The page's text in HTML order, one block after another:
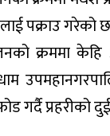
पक्राउ गरेको
क्रममा
गर्दै प्रहरीको